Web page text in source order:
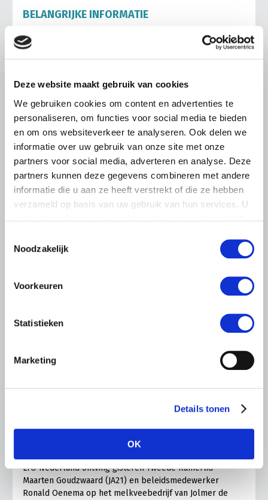
Deze website maakt gebruik van cookies
We gebruiken cookies om content en advertenties te
personaliseren, om functies voor social media te bieden
en om ons websiteverkeer te analyseren. Ook delen we
informatie over uw gebruik van onze site met onze
partners voor social media, adverteren en analyse. Deze
partners kunnen deze gegevens combineren met andere
informatie die u aan ze heeft verstrekt of die ze hebben
verzameld op basis van uw gebruik van hun services. U
Noodzakelijk
Voorkeuren
Statistieken
Marketing
Details tonen
OK
BELANGRIJKE INFORMATIE
LTO sluit aan bij demonstratie tegen
pluimveehouders
ZLTO, LLTB, LTO Noord en LTO Nederland roepen hun
leden op om op vrijdagochtend 14 augustus massaal naar
het voorplein van het provinciehuis in Den Bosch te
komen…
Lees meer
bezoekt melkveehouderij in
LTO Nederland ontving gisteren Tweede Kamerlid
Maarten Goudzwaard (JA21) en beleidsmedewerker
Ronald Oenema op het melkveebedrijf van Jolmer de